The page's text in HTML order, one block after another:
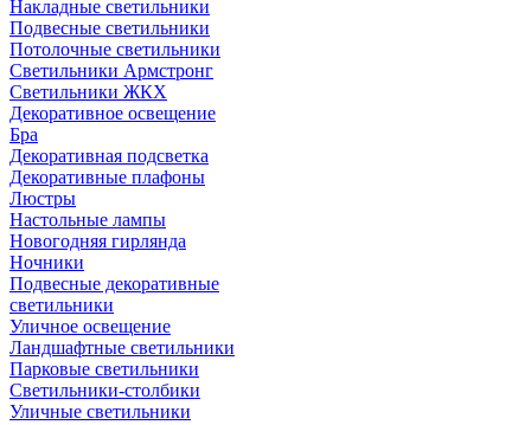
Накладные светильники
Подвесные светильники
Потолочные светильники
Светильники Армстронг
Светильники ЖКХ
Декоративное освещение
Бра
Декоративная подсветка
Декоративные плафоны
Люстры
Настольные лампы
Новогодняя гирлянда
Ночники
Подвесные декоративные
светильники
Уличное освещение
Ландшафтные светильники
Парковые светильники
Светильники-столбики
Уличные светильники